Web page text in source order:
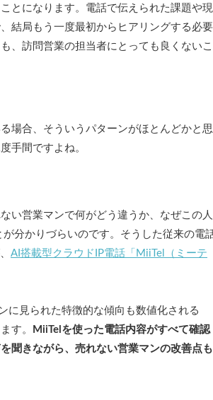
とになります。電話で伝えられた課題や現
結局もう一度最初からヒアリングする必要
、訪問営業の担当者にとっても良くないこ
場合、そういうパターンがほとんどかと思
手間ですよね。
い営業マンで何がどう違うか、なぜこの人
分かりづらいのです。そうした従来の電
AI搭載型クラウドIP電話「MiiTel（ミーテ
に見られた特徴的な傾向も数値化される
す。
MiiTelを使った電話内容がすべて確認
聞きながら、売れない営業マンの改善点も